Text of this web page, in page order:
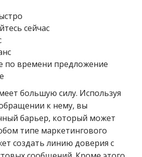
сейчас
по времени предложение
большую силу. Используя
к нему, вы
барьер, который может
типе маркетингового
создать линию доверия с